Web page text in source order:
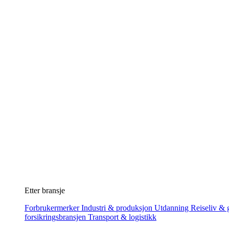
Etter bransje
ForbrukermerkerIndustri & produksjon Utdanning Reiseliv &
forsikringsbransjen Transport & logistikk